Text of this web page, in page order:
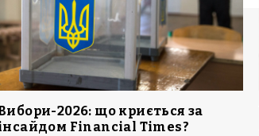
2026: що криється за
Financial Times?